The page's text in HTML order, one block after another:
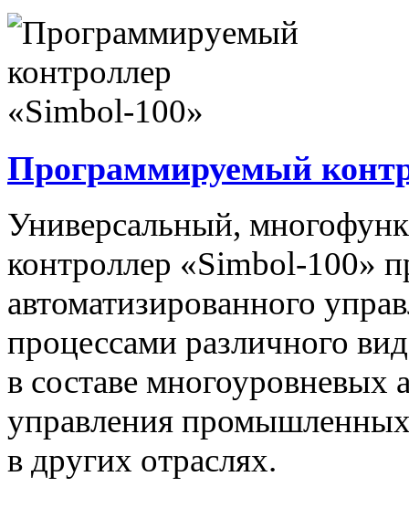
Программируемый
Универсальный,
контроллер «Simbol-100»
автоматизированного
процессами различного
в составе многоуровневых
управления
в других отраслях.